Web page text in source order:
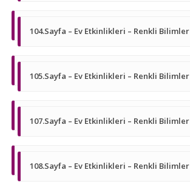
104.Sayfa – Ev Etkinlikleri – Renkli Bilimler
105.Sayfa – Ev Etkinlikleri – Renkli Bilimler
107.Sayfa – Ev Etkinlikleri – Renkli Bilimler
108.Sayfa – Ev Etkinlikleri – Renkli Bilimler